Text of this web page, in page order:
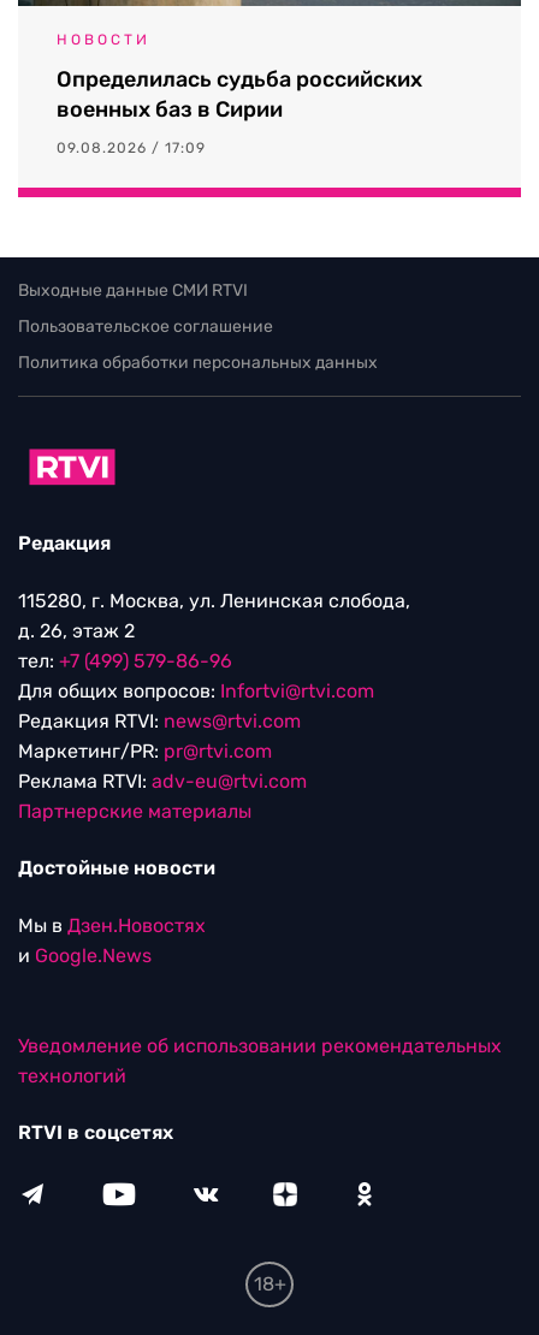
НОВОСТИ
Определилась судьба российских
военных баз в Сирии
09.08.2026 / 17:09
Выходные данные СМИ RTVI
Пользовательское соглашение
Политика обработки персональных данных
Редакция
115280, г. Москва, ул. Ленинская слобода,
д. 26, этаж 2
тел: +7 (499) 579-86-96
Для общих вопросов: Infortvi@rtvi.com
Редакция RTVI: news@rtvi.com
Маркетинг/PR: pr@rtvi.com
Реклама RTVI: adv-eu@rtvi.com
Партнерские материалы
Достойные новости
Мы в Дзен.Новостях
и Google.News
Уведомление об использовании рекомендательных
технологий
RTVI в соцсетях
18+